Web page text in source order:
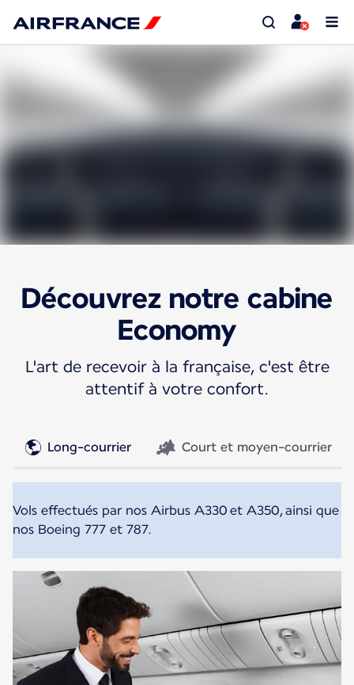
Découvrez notre cabine
Economy
L'art de recevoir à la française, c'est être
attentif à votre confort.
Long-courrier Court et moyen-courrier
Vols effectués par nos Airbus A330 et A350, ainsi que
nos Boeing 777 et 787.